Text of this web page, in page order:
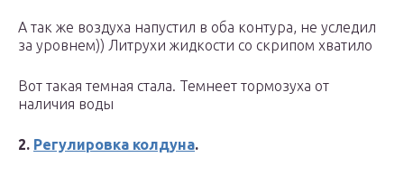
А так же воздуха напустил в оба контура, не уследил
за уровнем)) Литрухи жидкости со скрипом хватило
Вот такая темная стала. Темнеет тормозуха от
наличия воды
2. Регулировка колдуна.